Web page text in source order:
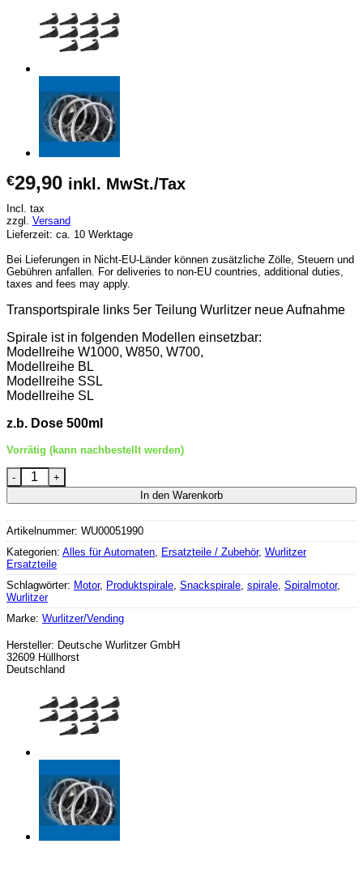
€29,90 inkl. MwSt./Tax
Incl. tax
zzgl. Versand
Lieferzeit: ca. 10 Werktage
Bei Lieferungen in Nicht-EU-Länder können zusätzliche Zölle, Steuern und
Gebühren anfallen. For deliveries to non-EU countries, additional duties,
taxes and fees may apply.
Transportspirale links 5er Teilung Wurlitzer neue Aufnahme
Spirale ist in folgenden Modellen einsetzbar:
Modellreihe W1000, W850, W700,
Modellreihe BL
Modellreihe SSL
Modellreihe SL
z.b. Dose 500ml
Vorrätig (kann nachbestellt werden)
Wurlitzer Snackspirale 5er Teilung links Menge
In den Warenkorb
Artikelnummer: WU00051990
Kategorien: Alles für Automaten, Ersatzteile / Zubehör, Wurlitzer
Ersatzteile
Schlagwörter: Motor, Produktspirale, Snackspirale, spirale, Spiralmotor,
Wurlitzer
Marke: Wurlitzer/Vending
Hersteller: Deutsche Wurlitzer GmbH
32609 Hüllhorst
Deutschland